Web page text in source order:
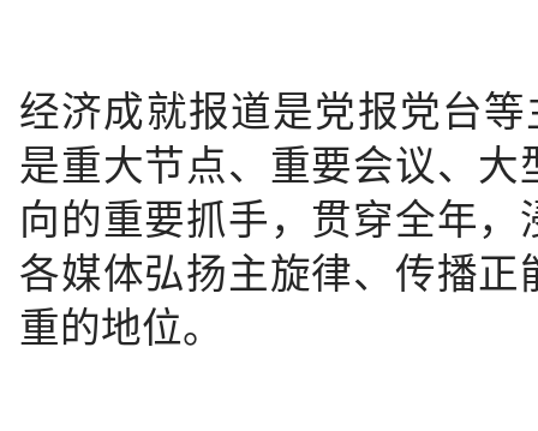
经济成就报道是党报党台
是重大节点、重要会议、
向的重要抓手，贯穿全年
各媒体弘扬主旋律、传播
重的地位。